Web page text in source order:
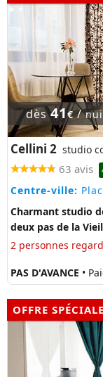
dès41€/
Cellini 2 studio
63 avis
Centre-ville:
Charmant studio
deux pas de la
2 personnes
PAS D'AVANCE •
OFFRE SPÉCIALE